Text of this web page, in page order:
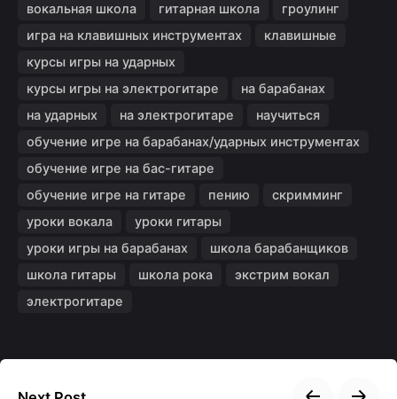
вокальная школа
гитарная школа
гроулинг
игра на клавишных инструментах
клавишные
курсы игры на ударных
курсы игры на электрогитаре
на барабанах
на ударных
на электрогитаре
научиться
обучение игре на барабанах/ударных инструментах
обучение игре на бас-гитаре
обучение игре на гитаре
пению
скримминг
уроки вокала
уроки гитары
уроки игры на барабанах
школа барабанщиков
школа гитары
школа рока
экстрим вокал
электрогитаре